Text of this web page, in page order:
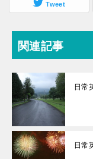
Tweet
関連記事
日常
日常